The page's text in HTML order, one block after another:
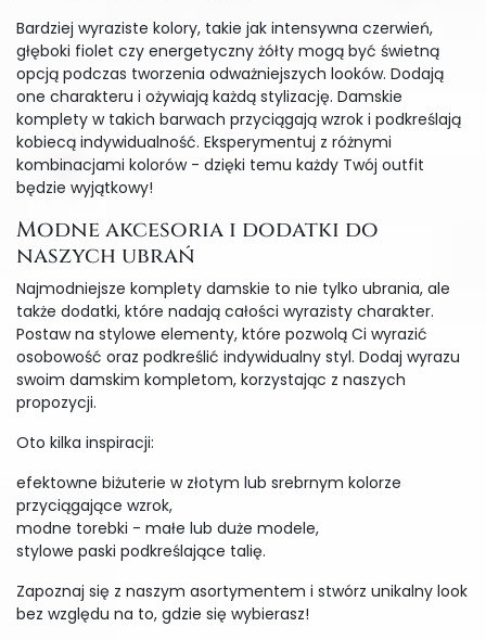
Bardziej wyraziste kolory, takie jak intensywna czerwień,
głęboki fiolet czy energetyczny żółty mogą być świetną
opcją podczas tworzenia odważniejszych looków. Dodają
one charakteru i ożywiają każdą stylizację. Damskie
komplety w takich barwach przyciągają wzrok i podkreślają
kobiecą indywidualność. Eksperymentuj z różnymi
kombinacjami kolorów - dzięki temu każdy Twój outfit
będzie wyjątkowy!
Modne akcesoria i dodatki do
naszych ubrań
Najmodniejsze komplety damskie to nie tylko ubrania, ale
także dodatki, które nadają całości wyrazisty charakter.
Postaw na stylowe elementy, które pozwolą Ci wyrazić
osobowość oraz podkreślić indywidualny styl. Dodaj wyrazu
swoim damskim kompletom, korzystając z naszych
propozycji.
Oto kilka inspiracji:
efektowne biżuterie w złotym lub srebrnym kolorze
przyciągające wzrok,
modne torebki - małe lub duże modele,
stylowe paski podkreślające talię.
Zapoznaj się z naszym asortymentem i stwórz unikalny look
bez względu na to, gdzie się wybierasz!